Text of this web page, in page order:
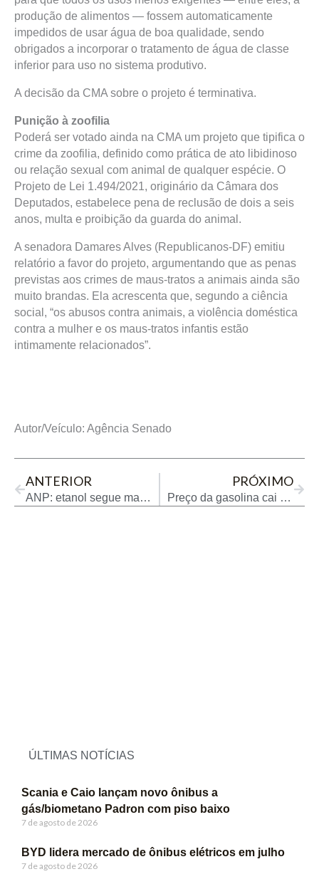
produção de alimentos — fossem automaticamente
impedidos de usar água de boa qualidade, sendo
obrigados a incorporar o tratamento de água de classe
inferior para uso no sistema produtivo.
A decisão da CMA sobre o projeto é terminativa.
Punição à zoofilia
Poderá ser votado ainda na CMA um projeto que tipifica o
crime da zoofilia, definido como prática de ato libidinoso
ou relação sexual com animal de qualquer espécie. O
Projeto de Lei 1.494/2021, originário da Câmara dos
Deputados, estabelece pena de reclusão de dois a seis
anos, multa e proibição da guarda do animal.
A senadora Damares Alves (Republicanos-DF) emitiu
relatório a favor do projeto, argumentando que as penas
previstas aos crimes de maus-tratos a animais ainda são
muito brandas. Ela acrescenta que, segundo a ciência
social, “os abusos contra animais, a violência doméstica
contra a mulher e os maus-tratos infantis estão
intimamente relacionados”.
Autor/Veículo: Agência Senado
ANTERIOR
ANP: etanol segue mais competitivo em relação à gasolina em 13 estados e no DF
PRÓXIMO
Preço da gasolina cai 0,17% e do etanol sobe 0,54% no início de março, aponta levantamento
ÚLTIMAS NOTÍCIAS
Scania e Caio lançam novo ônibus a
gás/biometano Padron com piso baixo
7 de agosto de 2026
BYD lidera mercado de ônibus elétricos em julho
7 de agosto de 2026